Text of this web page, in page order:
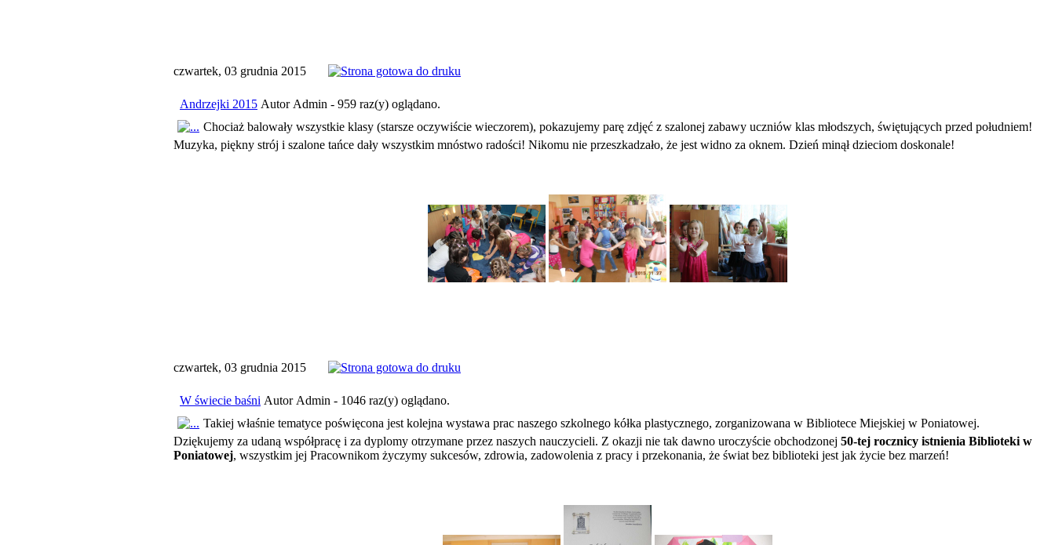
czwartek, 03 grudnia 2015
Andrzejki 2015 Autor Admin - 959 raz(y) oglądano.
Chociaż balowały wszystkie klasy (starsze oczywiście wieczorem), pokazujemy parę zdjęć z szalonej zabawy uczniów klas młodszych, świętujących przed południem!
Muzyka, piękny strój i szalone tańce dały wszystkim mnóstwo radości! Nikomu nie przeszkadzało, że jest widno za oknem. Dzień minął dzieciom doskonale!
czwartek, 03 grudnia 2015
W świecie baśni Autor Admin - 1046 raz(y) oglądano.
Takiej właśnie tematyce poświęcona jest kolejna wystawa prac naszego szkolnego kółka plastycznego, zorganizowana w Bibliotece Miejskiej w Poniatowej.
Dziękujemy za udaną współpracę i za dyplomy otrzymane przez naszych nauczycieli. Z okazji nie tak dawno uroczyście obchodzonej 50-tej rocznicy istnienia Biblioteki w
Poniatowej, wszystkim jej Pracownikom życzymy sukcesów, zdrowia, zadowolenia z pracy i przekonania, że świat bez biblioteki jest jak życie bez marzeń!